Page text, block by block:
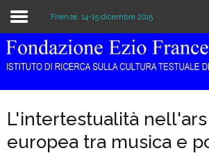
Home
Biblioteca e Archivio
Firenze, 14-15 dicembre 2015
L'intertestualità
europea tra musica e